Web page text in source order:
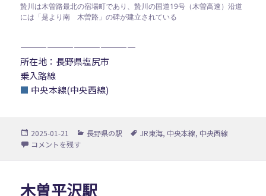
贄川は木曽路最北の宿場町であり、贄川の国道19号（木曽高速）沿道
には「是より南 木曽路」の碑が建立されている
—————————————
所在地：長野県塩尻市
乗入路線
■ 中央本線(中央西線)
投
稿
2025-01-21
カ
長野県の駅
タ
JR東海, 中央本線, 中央西線
贄川駅 に
コメントを残す
木曽平沢駅